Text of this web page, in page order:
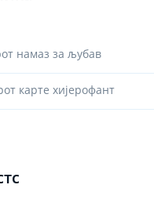
намаз за љубав
карте хијерофант